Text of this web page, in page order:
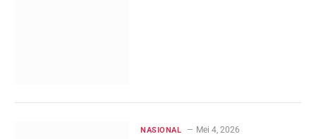
NASIONAL Mei 4, 2026